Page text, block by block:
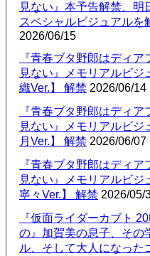
見ない』本予告解禁、明
スペシャルビジュアルを
2026/06/15
『青春ブタ野郎はディア
見ない』メモリアルビジ
織Ver.】 解禁 2026/06/14
『青春ブタ野郎はディア
見ない』メモリアルビジ
月Ver.】 解禁 2026/06/07
『青春ブタ野郎はディア
見ない』メモリアルビジ
寧々Ver.】 解禁 2026/05/
『仮面ライダーカブト
の』加賀美の息子、その
ル、そして大人になっ